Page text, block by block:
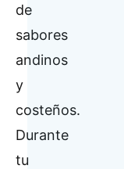
de
sabores
andinos
y
costeños.
Durante
tu